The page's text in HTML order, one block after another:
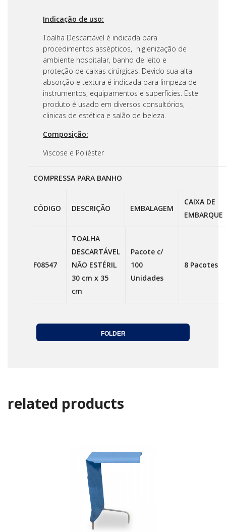
Indicação de uso:
Toalha Descartável é indicada para
procedimentos assépticos, higienização de
ambiente hospitalar, banho de leito e
proteção de caixas cirúrgicas. Devido sua alta
absorção e textura é indicada para limpeza de
instrumentos, equipamentos e superfícies. Este
produto é usado em diversos consultórios,
clinicas de estética e salão de beleza.
Composição:
Viscose e Poliéster
COMPRESSA PARA BANHO
CÓDIGO DESCRIÇÃO EMBALAGEM
CAIXA DE
EMBARQUE
F08547
TOALHA
DESCARTÁVEL
NÃO ESTÉRIL
30 cm x 35
cm
Pacote c/
100
Unidades
8 Pacotes
FOLDER
related products